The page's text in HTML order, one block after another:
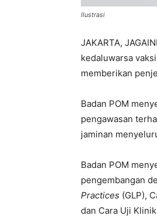
Ilustrasi
JAKARTA,
kedaluwarsa
memberikan
Badan POM
pengawasan
jaminan
Badan POM
pengembangan
Practices (GLP),
dan Cara Uji